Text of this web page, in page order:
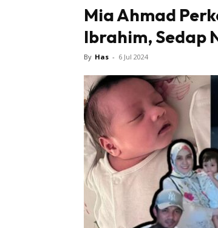
Mia Ahmad
Ibrahim, Sedap
By Has - 6 Jul 2024